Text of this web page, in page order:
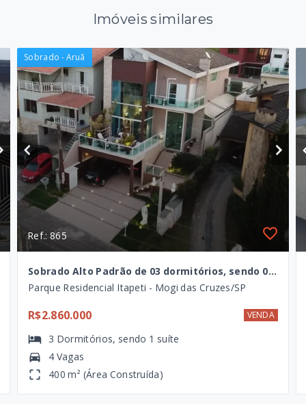
Imóveis similares
Sobrado - Aruã
Ref.: 865
Sobrado Alto Padrão de 03 dormitórios, sendo 01 suíte, à venda no Condomínio Aruã, Mogi das Cruzes - SP
Parque Residencial Itapeti - Mogi das Cruzes/SP
R$2.860.000 VENDA
3 Dormitórios, sendo 1 suíte
4 Vagas
400 m² (Área Construída)